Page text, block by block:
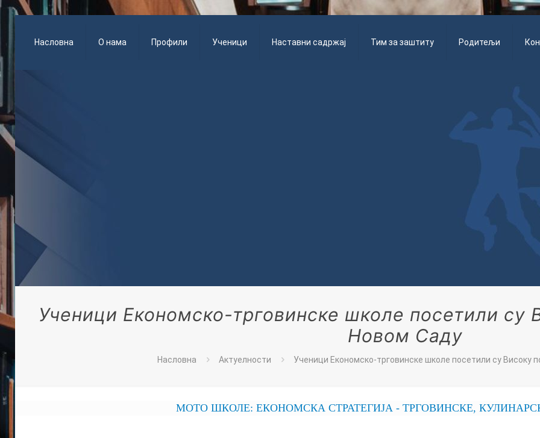
Насловна О нама Профили Ученици Наставни садржај Тим за заштиту Родитељи
Ученици Економско-трговинске школе посетили су
Новом Саду
Насловна Актуелности Ученици Економско-трговинске школе посетили су Високу
МОТО ШКОЛЕ: ЕКОНОМСКА СТРАТЕГИЈА - ТРГОВИНСКЕ, КУЛИНАРСКЕ,